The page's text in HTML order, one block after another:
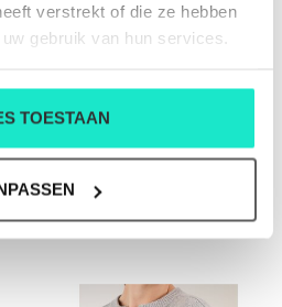
verstrekt of die ze hebben
gebruik van hun services.
TOESTAAN
CLAIRE